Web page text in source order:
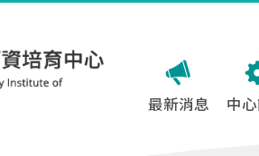
最新消息 中